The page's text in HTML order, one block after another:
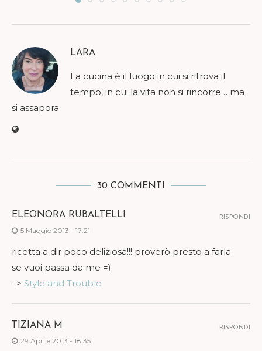
LARA
La cucina è il luogo in cui si ritrova il
tempo, in cui la vita non si rincorre… ma
si assapora
30 COMMENTI
ELEONORA RUBALTELLI
5 Maggio 2013 - 17:21
ricetta a dir poco deliziosa!!! proverò presto a farla
se vuoi passa da me =)
–> Style and Trouble
RISPONDI
TIZIANA M
29 Aprile 2013 - 18:35
RISPONDI